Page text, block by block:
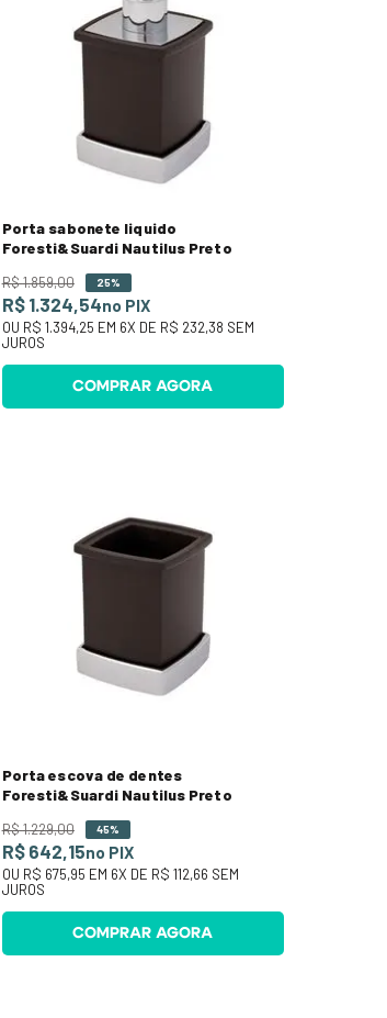
Porta sabonete liquido
Foresti&Suardi Nautilus Preto
R$1.859,00 25%
R$ 1.324,54no PIX
OU R$ 1.394,25 EM 6X DE R$ 232,38 SEM
JUROS
COMPRAR AGORA
Porta escova de dentes
Foresti&Suardi Nautilus Preto
R$1.229,00 45%
R$ 642,15no PIX
OU R$ 675,95 EM 6X DE R$ 112,66 SEM
JUROS
COMPRAR AGORA